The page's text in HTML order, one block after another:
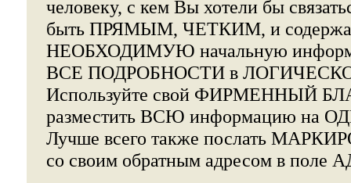
человеку, с кем Вы хотели бы
быть ПРЯМЫМ, ЧЕТКИМ, и
НЕОБХОДИМУЮ начальную
ВСЕ ПОДРОБНОСТИ в
Используйте свой ФИРМЕННЫЙ
разместить ВСЮ информацию на
Лучше всего также послать
со своим обратным адресом в поле